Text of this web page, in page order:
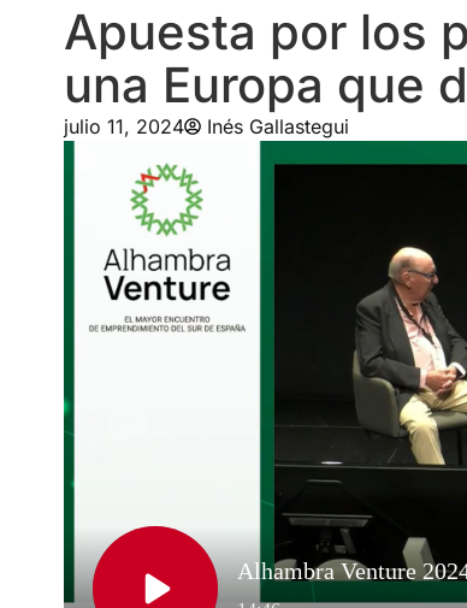
Apuesta por los
una Europa que
julio 11, 2024 Inés Gallastegui